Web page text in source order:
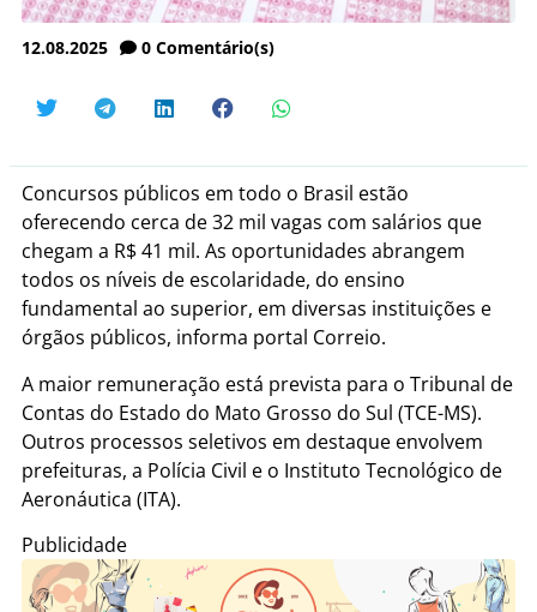
12.08.2025 0 Comentário(s)
Concursos públicos em todo o Brasil estão
oferecendo cerca de 32 mil vagas com salários que
chegam a R$ 41 mil. As oportunidades abrangem
todos os níveis de escolaridade, do ensino
fundamental ao superior, em diversas instituições e
órgãos públicos, informa portal Correio.
A maior remuneração está prevista para o Tribunal de
Contas do Estado do Mato Grosso do Sul (TCE-MS).
Outros processos seletivos em destaque envolvem
prefeituras, a Polícia Civil e o Instituto Tecnológico de
Aeronáutica (ITA).
Publicidade